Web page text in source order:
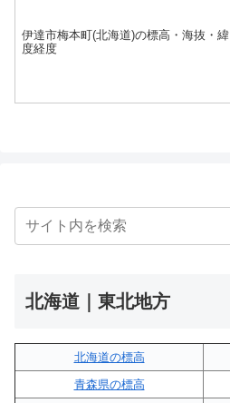
伊達市梅本町(北海道)の標高・海抜・緯
度経度
北海道｜東北地方
北海道の標高
青森県の標高